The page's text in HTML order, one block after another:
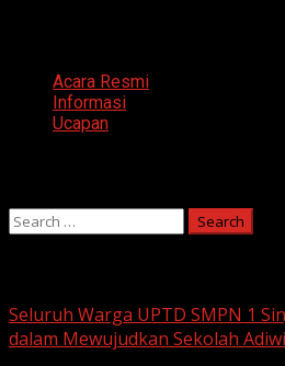
Acara Resmi
Informasi
Ucapan
Search
Seluruh Warga UPTD SMPN 1
dalam Mewujudkan Sekolah